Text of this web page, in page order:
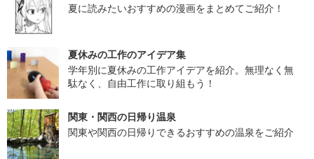
夏に読みたいおすすめの漫画をまとめてご紹介！
夏休みの工作のアイデア集
学年別に夏休みの工作アイデアを紹介。無理なく無
駄なく、自由工作に取り組もう！
関東・関西の日帰り温泉
関東や関西の日帰りできるおすすめの温泉をご紹介